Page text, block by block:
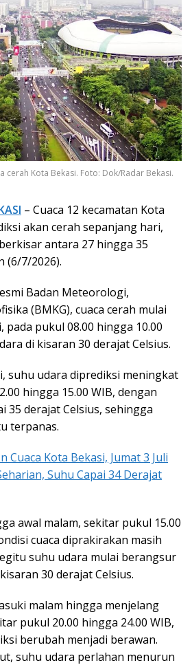
cerah Kota Bekasi. Foto: Dok/Radar Bekasi.
– Cuaca 12 kecamatan Kota
akan cerah sepanjang hari,
antara 27 hingga 35
(6/7/2026).
Badan Meteorologi,
(BMKG), cuaca cerah mulai
pada pukul 08.00 hingga 10.00
di kisaran 30 derajat Celsius.
suhu udara diprediksi meningkat
hingga 15.00 WIB, dengan
35 derajat Celsius, sehingga
terpanas.
Cuaca Kota Bekasi, Jumat 3 Juli
Suhu Capai 34 Derajat
awal malam, sekitar pukul 15.00
cuaca diprakirakan masih
suhu udara mulai berangsur
30 derajat Celsius.
malam hingga menjelang
pukul 20.00 hingga 24.00 WIB,
berubah menjadi berawan.
suhu udara perlahan menurun